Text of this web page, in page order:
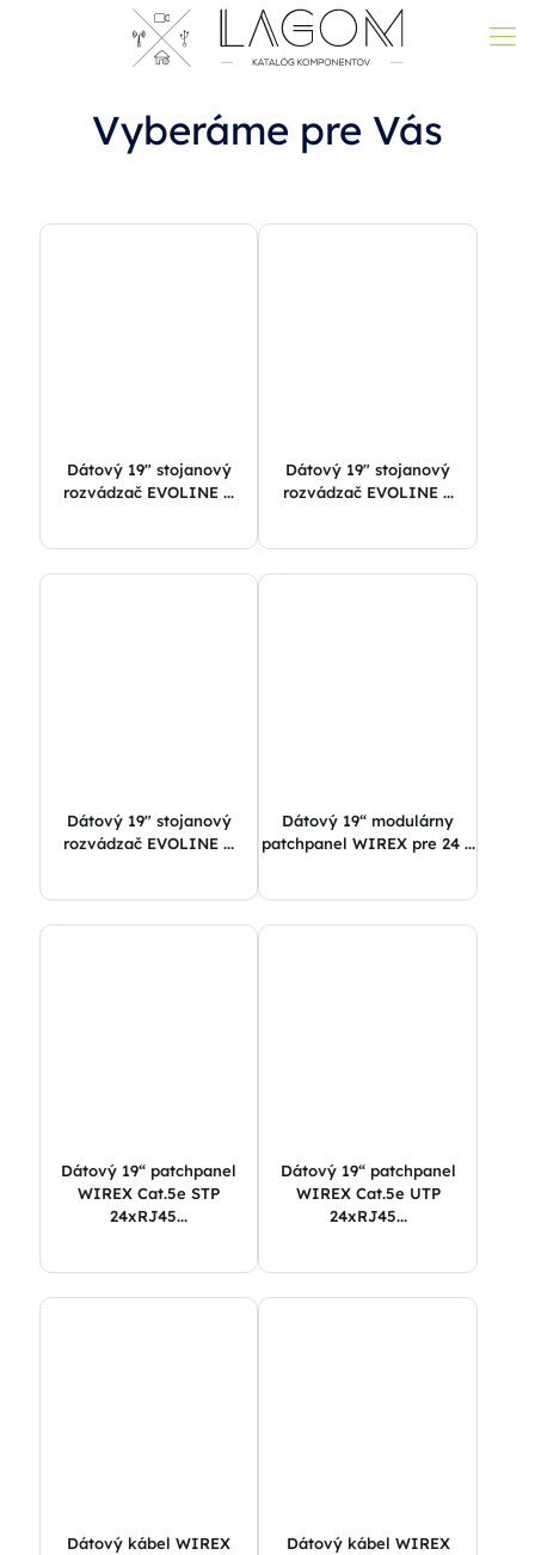
Vyberáme pre Vás
Dátový 19″ stojanový
rozvádzač EVOLINE ...
Dátový 19″ stojanový
rozvádzač EVOLINE ...
Dátový 19″ stojanový
rozvádzač EVOLINE ...
Dátový 19“ modulárny
patchpanel WIREX pre 24 ...
Dátový 19“ patchpanel
WIREX Cat.5e STP
24xRJ45...
Dátový 19“ patchpanel
WIREX Cat.5e UTP
24xRJ45...
Dátový kábel WIREX
Dátový kábel WIREX